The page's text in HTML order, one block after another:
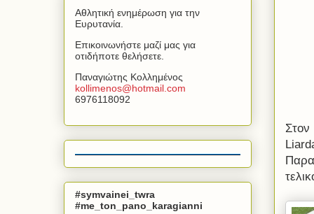
Στον
Αθλητική ενημέρωση για την
Ευρυτανία.
Επικοινωνήστε μαζί μας για
οτιδήποτε θελήσετε.
Παναγιώτης Κολλημένος
kollimenos@hotmail com
6976118092
#symvainei_twra
#me_ton_pano_karagianni